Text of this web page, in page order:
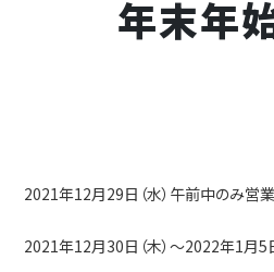
年末年
2021年12月29日（水）午前中のみ営業
2021年12月30日（木）～2022年1月5